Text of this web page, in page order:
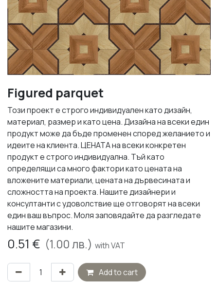
Figured parquet
Този проект е строго индивидуален като дизайн,
материал, размер и като цена. Дизайна на всеки един
продукт може да бъде променен според желанието и
идеите на клиента. ЦЕНАТА на всеки конкретен
продукт е строго индивидуална. Тъй като
определящи са много фактори като цената на
вложените материали, цената на дървесината и
сложността на проекта. Нашите дизайнери и
консултанти с удоволствие ще отговорят на всеки
един ваш въпрос. Моля заповядайте да разгледате
нашите магазини.
0.51 € (1.00лв.) with VAT
Add to cart